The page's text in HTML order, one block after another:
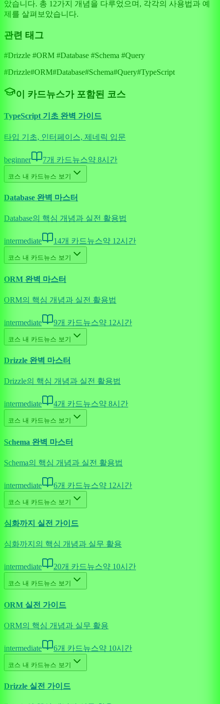
았습니다. 총 12가지 개념을 다루었으며, 각각의 사용법과 예
제를 살펴보았습니다.
관련 태그
#Drizzle #ORM #Database #Schema #Query
#Drizzle#ORM#Database#Schema#Query#TypeScript
이 카드뉴스가 포함된 코스
TypeScript 기초 완벽 가이드
타입 기초, 인터페이스, 제네릭 입문
beginner 7개 카드뉴스약 8시간
코스 내 카드뉴스 보기
Database 완벽 마스터
Database의 핵심 개념과 실전 활용법
intermediate 14개 카드뉴스약 12시간
코스 내 카드뉴스 보기
ORM 완벽 마스터
ORM의 핵심 개념과 실전 활용법
intermediate 9개 카드뉴스약 12시간
코스 내 카드뉴스 보기
Drizzle 완벽 마스터
Drizzle의 핵심 개념과 실전 활용법
intermediate 4개 카드뉴스약 8시간
코스 내 카드뉴스 보기
Schema 완벽 마스터
Schema의 핵심 개념과 실전 활용법
intermediate 6개 카드뉴스약 12시간
코스 내 카드뉴스 보기
심화까지 실전 가이드
심화까지의 핵심 개념과 실무 활용
intermediate 20개 카드뉴스약 10시간
코스 내 카드뉴스 보기
ORM 실전 가이드
ORM의 핵심 개념과 실무 활용
intermediate 6개 카드뉴스약 10시간
코스 내 카드뉴스 보기
Drizzle 실전 가이드